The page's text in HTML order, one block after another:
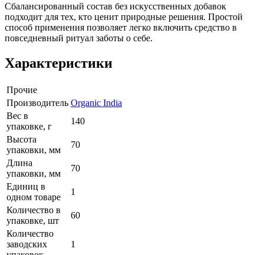
Сбалансированный состав без искусственных добавок
подходит для тех, кто ценит природные решения. Простой
способ применения позволяет легко включить средство в
повседневный ритуал заботы о себе.
Характеристики
Прочие
Производитель Organic India
Вес в
упаковке, г
140
Высота
упаковки, мм
70
Длина
упаковки, мм
70
Единиц в
одном товаре
1
Количество в
упаковке, шт
60
Количество
заводских
1